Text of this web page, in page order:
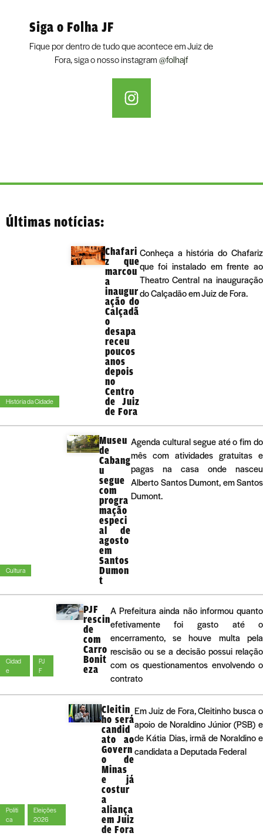
Siga o Folha JF
Fique por dentro de tudo que acontece em Juiz de
Fora, siga o nosso instagram@folhajf
Últimas notícias:
História da Cidade
Chafari
z que
marcou
a
inaugur
ação do
Calçadã
o
desapa
receu
poucos
anos
depois
no
Centro
de Juiz
de Fora
Conheça a história do Chafariz
que foi instalado em frente ao
Theatro Central na inauguração
do Calçadão em Juiz de Fora.
Cultura
Museu
de
Cabang
u
segue
com
progra
mação
especi
al de
agosto
em
Santos
Dumon
t
Agenda cultural segue até o fim do
mês com atividades gratuitas e
pagas na casa onde nasceu
Alberto Santos Dumont, em Santos
Dumont.
Cidad
e
PJ
F
PJF
rescin
de
com
Carro
Bonit
eza
A Prefeitura ainda não informou quanto
efetivamente foi gasto até o
encerramento, se houve multa pela
rescisão ou se a decisão possui relação
com os questionamentos envolvendo o
contrato
Políti
ca
Eleições
2026
Cleitin
ho será
candid
ato ao
Govern
o de
Minas
e já
costur
a
aliança
em Juiz
de Fora
Em Juiz de Fora, Cleitinho busca o
apoio de Noraldino Júnior (PSB) e
de Kátia Dias, irmã de Noraldino e
candidata a Deputada Federal